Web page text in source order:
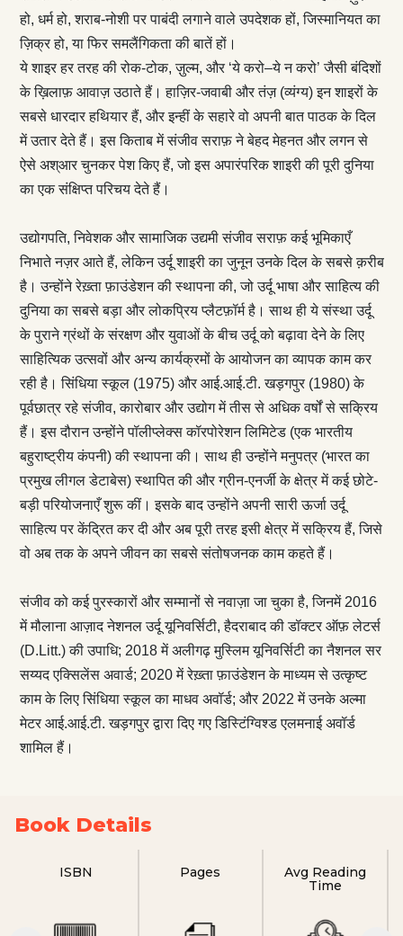
हो, धर्म हो, शराब-नोशी पर पाबंदी लगाने वाले उपदेशक हों, जिस्मानियत का
ज़िक्र हो, या फिर समलैंगिकता की बातें हों।
ये शाइर हर तरह की रोक-टोक, ज़ुल्म, और ‘ये करो–ये न करो’ जैसी बंदिशों
के ख़िलाफ़ आवाज़ उठाते हैं। हाज़िर-जवाबी और तंज़ (व्यंग्य) इन शाइरों के
सबसे धारदार हथियार हैं, और इन्हीं के सहारे वो अपनी बात पाठक के दिल
में उतार देते हैं। इस किताब में संजीव सराफ़ ने बेहद मेहनत और लगन से
ऐसे अश्आर चुनकर पेश किए हैं, जो इस अपारंपरिक शाइरी की पूरी दुनिया
का एक संक्षिप्त परिचय देते हैं।
उद्योगपति, निवेशक और सामाजिक उद्यमी संजीव सराफ़ कई भूमिकाएँ
निभाते नज़र आते हैं, लेकिन उर्दू शाइरी का जुनून उनके दिल के सबसे क़रीब
है। उन्होंने रेख़्ता फ़ाउंडेशन की स्थापना की, जो उर्दू भाषा और साहित्य की
दुनिया का सबसे बड़ा और लोकप्रिय प्लैटफ़ॉर्म है। साथ ही ये संस्था उर्दू
के पुराने ग्रंथों के संरक्षण और युवाओं के बीच उर्दू को बढ़ावा देने के लिए
साहित्यिक उत्सवों और अन्य कार्यक्रमों के आयोजन का व्यापक काम कर
रही है। सिंधिया स्कूल (1975) और आई.आई.टी. खड़गपुर (1980) के
पूर्वछात्र रहे संजीव, कारोबार और उद्योग में तीस से अधिक वर्षों से सक्रिय
हैं। इस दौरान उन्होंने पॉलीप्लेक्स कॉरपोरेशन लिमिटेड (एक भारतीय
बहुराष्ट्रीय कंपनी) की स्थापना की। साथ ही उन्होंने मनुपत्र (भारत का
प्रमुख लीगल डेटाबेस) स्थापित की और ग्रीन-एनर्जी के क्षेत्र में कई छोटे-
बड़ी परियोजनाएँ शुरू कीं। इसके बाद उन्होंने अपनी सारी ऊर्जा उर्दू
साहित्य पर केंद्रित कर दी और अब पूरी तरह इसी क्षेत्र में सक्रिय हैं, जिसे
वो अब तक के अपने जीवन का सबसे संतोषजनक काम कहते हैं।
संजीव को कई पुरस्कारों और सम्मानों से नवाज़ा जा चुका है, जिनमें 2016
में मौलाना आज़ाद नेशनल उर्दू यूनिवर्सिटी, हैदराबाद की डॉक्टर ऑफ़ लेटर्स
(D.Litt.) की उपाधि; 2018 में अलीगढ़ मुस्लिम यूनिवर्सिटी का नैशनल सर
सय्यद एक्सिलेंस अवार्ड; 2020 में रेख़्ता फ़ाउंडेशन के माध्यम से उत्कृष्ट
काम के लिए सिंधिया स्कूल का माधव अवॉर्ड; और 2022 में उनके अल्मा
मेटर आई.आई.टी. खड़गपुर द्वारा दिए गए डिस्टिंग्विश्ड एलमनाई अवॉर्ड
शामिल हैं।
Book Details
ISBN Pages
Avg Reading
Time